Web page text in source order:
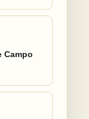
Campo